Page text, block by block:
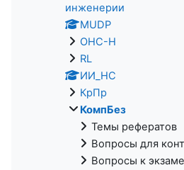
инженерии
MUDP
ОНС-Н
RL
ИИ_НС
КрПр
КомпБез
Темы рефератов
Вопросы для
Вопросы к